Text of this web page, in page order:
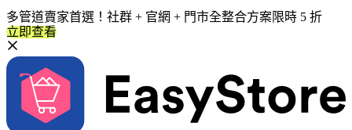
多管道賣家首選！社群 + 官網 + 門市全整合方案限時 5 折
立即查看